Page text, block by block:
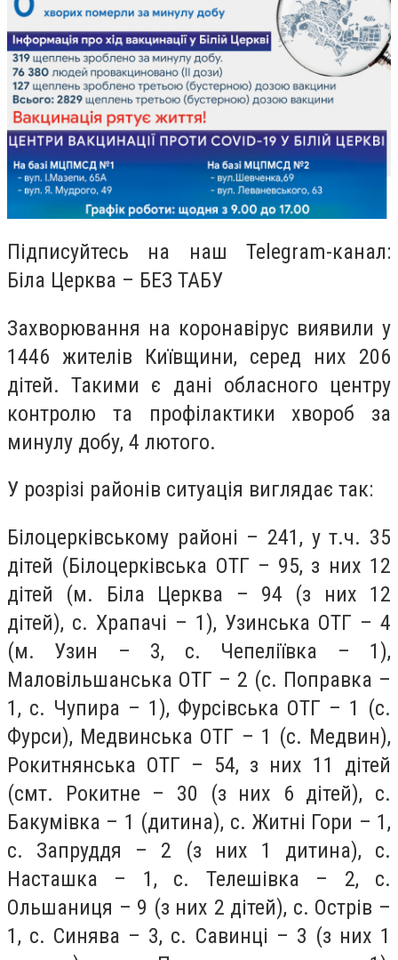
Підписуйтесь на наш Telegram-канал:
Біла Церква – БЕЗ ТАБУ
Захворювання на коронавірус виявили у
1446 жителів Київщини, серед них 206
дітей. Такими є дані обласного центру
контролю та профілактики хвороб за
минулу добу, 4 лютого.
У розрізі районів ситуація виглядає так:
Білоцерківському районі – 241, у т.ч. 35
дітей (Білоцерківська ОТГ – 95, з них 12
дітей (м. Біла Церква – 94 (з них 12
дітей), с. Храпачі – 1), Узинська ОТГ – 4
(м. Узин – 3, с. Чепеліївка – 1),
Маловільшанська ОТГ – 2 (с. Поправка –
1, с. Чупира – 1), Фурсівська ОТГ – 1 (с.
Фурси), Медвинська ОТГ – 1 (с. Медвин),
Рокитнянська ОТГ – 54, з них 11 дітей
(смт. Рокитне – 30 (з них 6 дітей), с.
Бакумівка – 1 (дитина), с. Житні Гори – 1,
с. Запруддя – 2 (з них 1 дитина), с.
Насташка – 1, с. Телешівка – 2, с.
Ольшаниця – 9 (з них 2 дітей), с. Острів –
1, с. Синява – 3, с. Савинці – 3 (з них 1